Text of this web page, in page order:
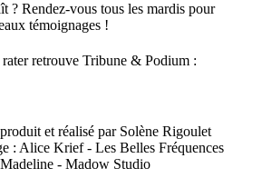
? Rendez-vous tous les mardis pour
témoignages !
retrouve Tribune & Podium :
et réalisé par Solène Rigoulet
: Alice Krief - Les Belles Fréquences
- Madow Studio